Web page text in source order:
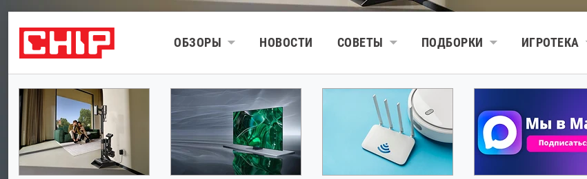
ОБЗОРЫ НОВОСТИ СОВЕТЫ ПОДБОРКИ ИГРОТЕКА